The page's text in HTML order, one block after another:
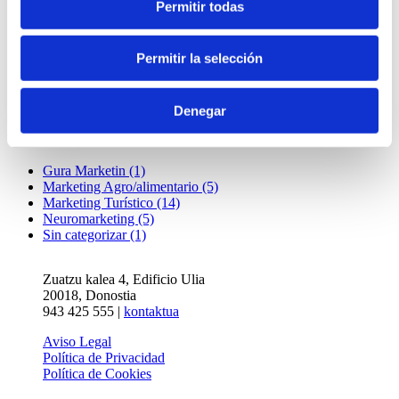
Permitir todas
Permitir la selección
Denegar
Webinar sobre estrategias para atraer al turismo de cercanía
Presentación del Plan de Dinamización Turística de la agencia
Formación sobre creación de experiencias enoturísticas
CATEGORIA
Gura Marketin (1)
Marketing Agro/alimentario (5)
Marketing Turístico (14)
Neuromarketing (5)
Sin categorizar (1)
Zuatzu kalea 4, Edificio Ulia
20018, Donostia
943 425 555 | kontaktua
Aviso Legal
Política de Privacidad
Política de Cookies